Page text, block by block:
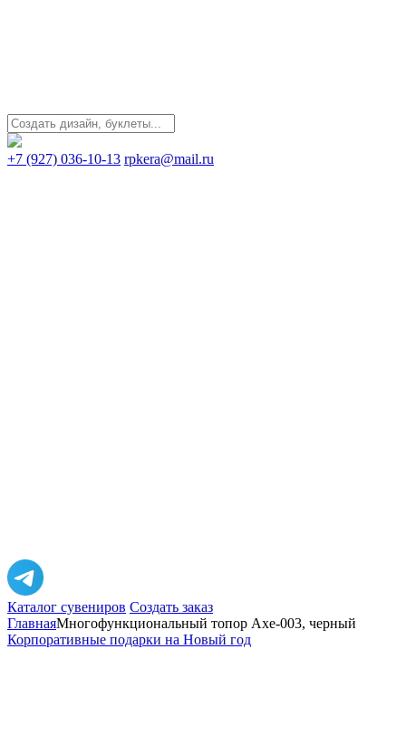
+7 (927) 036-10-13 rpkera@mail.ru
Каталог сувениров Создать заказ
ГлавнаяМногофункциональный топор Axe-003, черный
Корпоративные подарки на Новый год